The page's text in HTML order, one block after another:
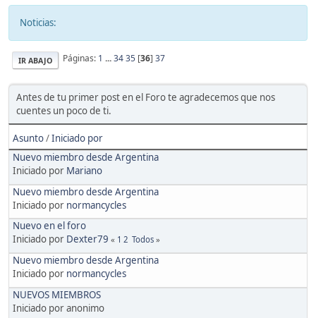
Noticias:
IR ABAJO Páginas: 1 ...3435 [36] 37
Antes de tu primer post en el Foro te agradecemos que nos
cuentes un poco de ti.
Asunto/Iniciado por
Nuevo miembro desde Argentina
Iniciado por Mariano
Nuevo miembro desde Argentina
Iniciado por normancycles
Nuevo en el foro
Iniciado por Dexter79 « 1 2 Todos »
Nuevo miembro desde Argentina
Iniciado por normancycles
NUEVOS MIEMBROS
Iniciado por anonimo